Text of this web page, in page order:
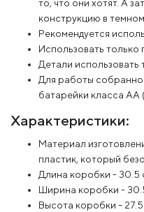
то, что они хотят. А
конструкцию в
Рекомендуется
Использовать
Детали использовать
Для работы
батарейки класса АА
Характеристики:
Материал
пластик, который
Длина коробки - 30.5
Ширина коробки -
Высота коробки -